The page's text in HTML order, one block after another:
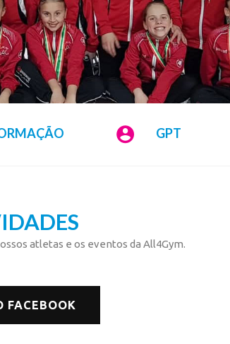
GPT
atletas e os eventos da All4Gym.
FACEBOOK